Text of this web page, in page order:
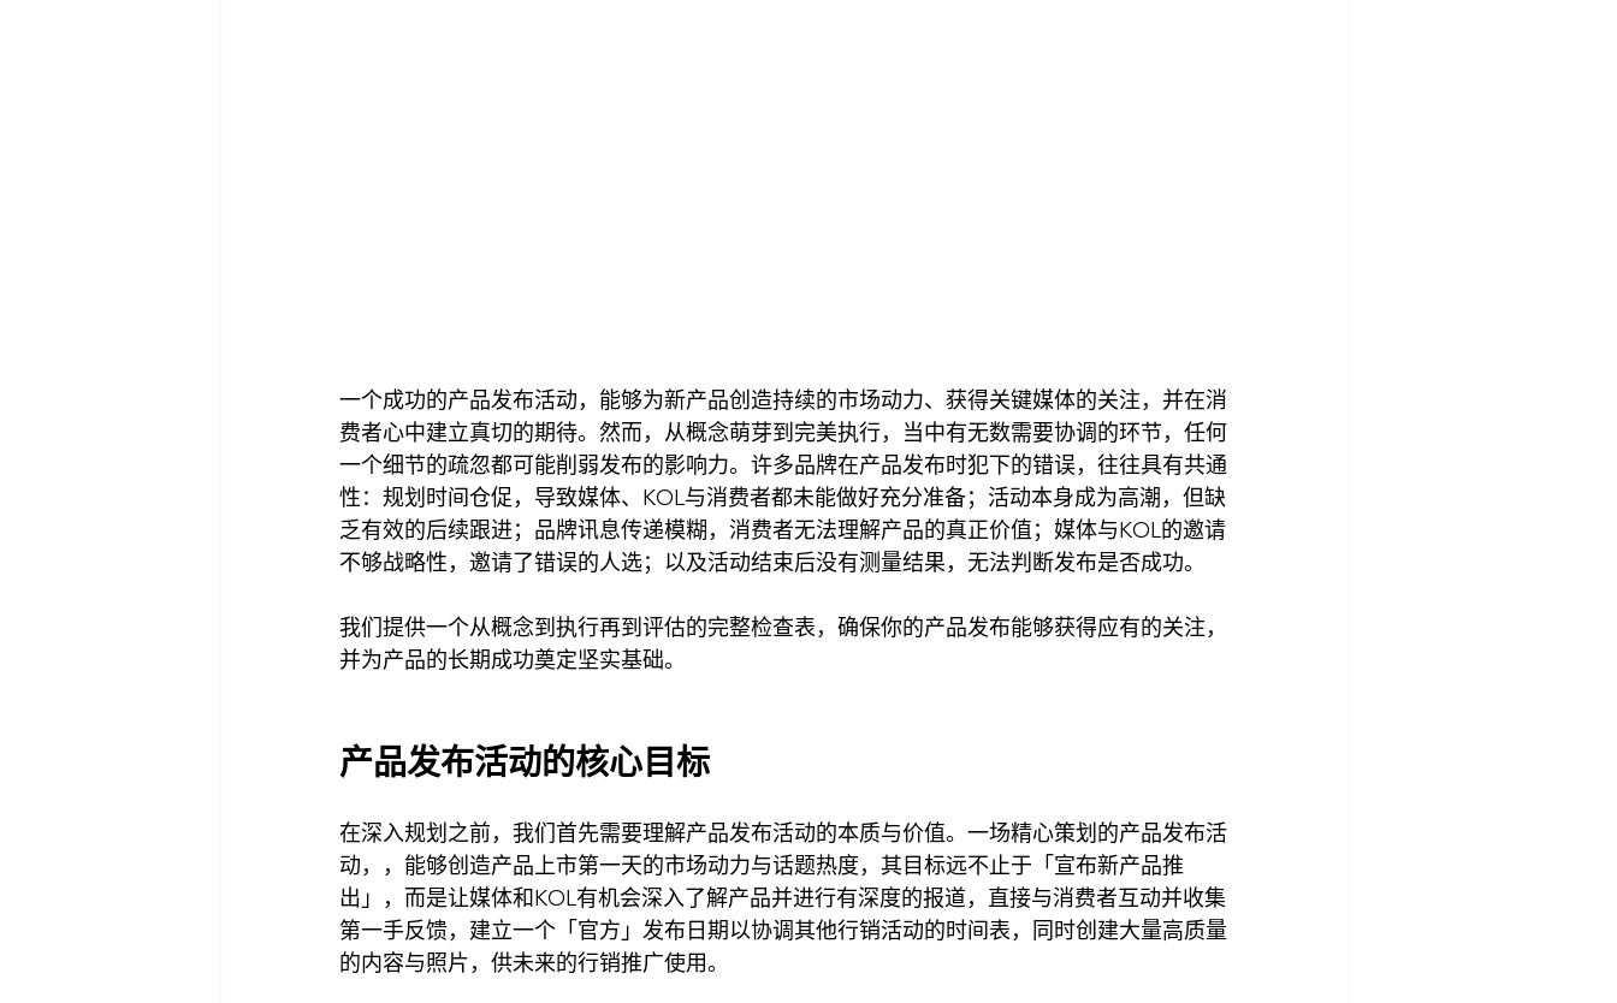
一个成功的产品发布活动，能够为新产品创造持续的市场动力、获得关键媒体的关注，并在消
费者心中建立真切的期待。然而，从概念萌芽到完美执行，当中有无数需要协调的环节，任何
一个细节的疏忽都可能削弱发布的影响力。许多品牌在产品发布时犯下的错误，往往具有共通
性：规划时间仓促，导致媒体、KOL与消费者都未能做好充分准备；活动本身成为高潮，但缺
乏有效的后续跟进；品牌讯息传递模糊，消费者无法理解产品的真正价值；媒体与KOL的邀请
不够战略性，邀请了错误的人选；以及活动结束后没有测量结果，无法判断发布是否成功。
我们提供一个从概念到执行再到评估的完整检查表，确保你的产品发布能够获得应有的关注，
并为产品的长期成功奠定坚实基础。
产品发布活动的核心目标
在深入规划之前，我们首先需要理解产品发布活动的本质与价值。一场精心策划的产品发布活
动，，能够创造产品上市第一天的市场动力与话题热度，其目标远不止于「宣布新产品推
出」，而是让媒体和KOL有机会深入了解产品并进行有深度的报道，直接与消费者互动并收集
第一手反馈，建立一个「官方」发布日期以协调其他行销活动的时间表，同时创建大量高质量
的内容与照片，供未来的行销推广使用。